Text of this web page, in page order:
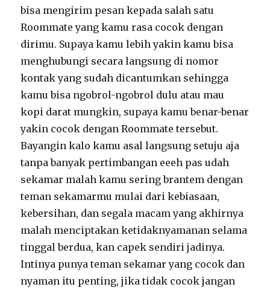
bisa mengirim pesan kepada salah satu
Roommate yang kamu rasa cocok dengan
dirimu. Supaya kamu lebih yakin kamu bisa
menghubungi secara langsung di nomor
kontak yang sudah dicantumkan sehingga
kamu bisa ngobrol-ngobrol dulu atau mau
kopi darat mungkin, supaya kamu benar-benar
yakin cocok dengan Roommate tersebut.
Bayangin kalo kamu asal langsung setuju aja
tanpa banyak pertimbangan eeeh pas udah
sekamar malah kamu sering brantem dengan
teman sekamarmu mulai dari kebiasaan,
kebersihan, dan segala macam yang akhirnya
malah menciptakan ketidaknyamanan selama
tinggal berdua, kan capek sendiri jadinya.
Intinya punya teman sekamar yang cocok dan
nyaman itu penting, jika tidak cocok jangan